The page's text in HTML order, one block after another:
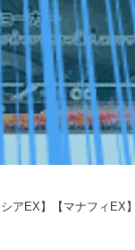
EX】【マナフィEX